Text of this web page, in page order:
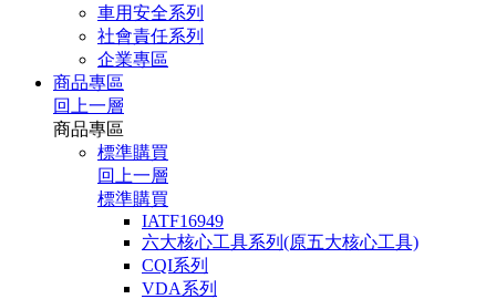
車用安全系列
社會責任系列
企業專區
商品專區
回上一層
商品專區
標準購買
回上一層
標準購買
IATF16949
六大核心工具系列(原五大核心工具)
CQI系列
VDA系列